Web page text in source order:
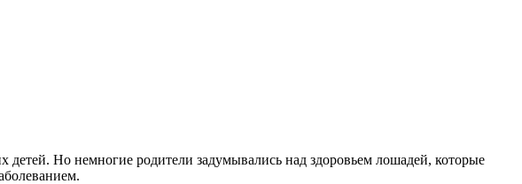
Но немногие родители задумывались над здоровьем лошадей, которые